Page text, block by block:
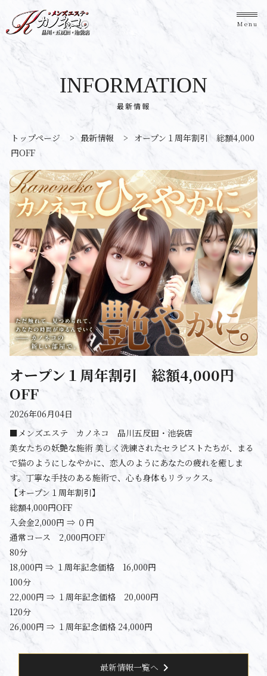
Menu
最新情報
INFORMATION
トップページ > 最新情報 > オープン１周年割引 総額4,000
円OFF
オープン１周年割引 総額4,000円
OFF
2026年06月04日
■メンズエステ カノネコ 品川五反田・池袋店
美女たちの妖艶な施術 美しく洗練されたセラピストたちが、まる
で猫のようにしなやかに、恋人のようにあなたの疲れを癒しま
す。丁寧な手技のある施術で、心も身体もリラックス。
【オープン１周年割引】
総額4,000円OFF
入会金2,000円 ⇒ ０円
通常コース 2,000円OFF
80分
18,000円 ⇒ １周年記念価格 16,000円
100分
22,000円 ⇒ １周年記念価格 20,000円
120分
26,000円 ⇒ １周年記念価格 24,000円
最新情報一覧へ chevron_right